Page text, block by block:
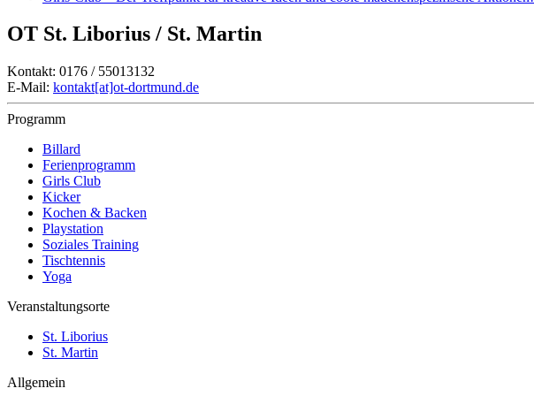
OT St. Liborius / St. Martin
Kontakt: 0176 / 55013132
E-Mail: kontakt[at]ot-dortmund.de
Programm
Billard
Ferienprogramm
Girls Club
Kicker
Kochen & Backen
Playstation
Soziales Training
Tischtennis
Yoga
Veranstaltungsorte
St. Liborius
St. Martin
Allgemein